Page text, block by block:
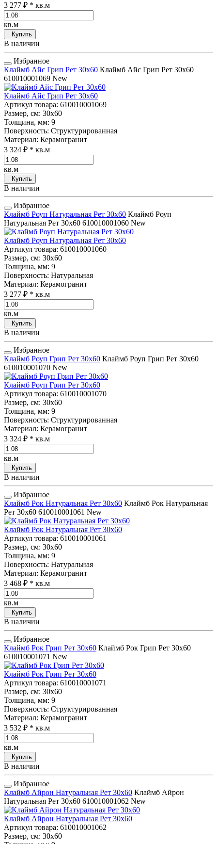
3 277 ₽ * кв.м
кв.м
Купить
В наличии
Избранное
Клаймб Айс Грип Рет 30x60 Клаймб Айс Грип Рет 30x60
610010001069 New
Клаймб Айс Грип Рет 30x60
Артикул товара: 610010001069
Размер, см: 30x60
Толщина, мм: 9
Поверхность: Структурированная
Материал: Керамогранит
3 324 ₽ * кв.м
кв.м
Купить
В наличии
Избранное
Клаймб Роуп Натуральная Рет 30x60 Клаймб Роуп
Натуральная Рет 30x60 610010001060 New
Клаймб Роуп Натуральная Рет 30x60
Артикул товара: 610010001060
Размер, см: 30x60
Толщина, мм: 9
Поверхность: Натуральная
Материал: Керамогранит
3 277 ₽ * кв.м
кв.м
Купить
В наличии
Избранное
Клаймб Роуп Грип Рет 30x60 Клаймб Роуп Грип Рет 30x60
610010001070 New
Клаймб Роуп Грип Рет 30x60
Артикул товара: 610010001070
Размер, см: 30x60
Толщина, мм: 9
Поверхность: Структурированная
Материал: Керамогранит
3 324 ₽ * кв.м
кв.м
Купить
В наличии
Избранное
Клаймб Рок Натуральная Рет 30x60 Клаймб Рок Натуральная
Рет 30x60 610010001061 New
Клаймб Рок Натуральная Рет 30x60
Артикул товара: 610010001061
Размер, см: 30x60
Толщина, мм: 9
Поверхность: Натуральная
Материал: Керамогранит
3 468 ₽ * кв.м
кв.м
Купить
В наличии
Избранное
Клаймб Рок Грип Рет 30x60 Клаймб Рок Грип Рет 30x60
610010001071 New
Клаймб Рок Грип Рет 30x60
Артикул товара: 610010001071
Размер, см: 30x60
Толщина, мм: 9
Поверхность: Структурированная
Материал: Керамогранит
3 532 ₽ * кв.м
кв.м
Купить
В наличии
Избранное
Клаймб Айрон Натуральная Рет 30x60 Клаймб Айрон
Натуральная Рет 30x60 610010001062 New
Клаймб Айрон Натуральная Рет 30x60
Артикул товара: 610010001062
Размер, см: 30x60